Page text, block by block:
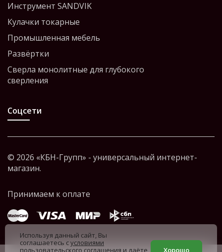
Инструмент SANDVIK
Кулачки токарные
Промышленная мебель
Развёртки
Сверла монолитные для глубокого
сверления
Соцсети
© 2026 «КБН-Групп» - универсальный интернет-
магазин.
Используя данный сайт, Вы
соглашаетесь сусловиями
пользовательского соглашения и даёте Хорошо